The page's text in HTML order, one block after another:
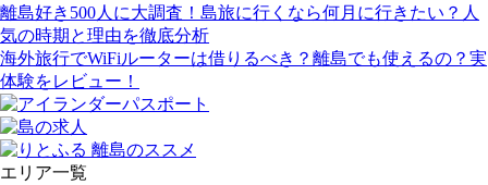
離島好き500人に大調査！島旅に行くなら何月に行きたい？人
気の時期と理由を徹底分析
海外旅行でWiFiルーターは借りるべき？離島でも使えるの？実
体験をレビュー！
エリア一覧